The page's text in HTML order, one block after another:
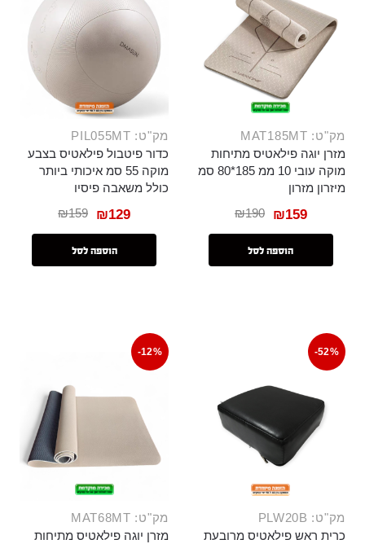
מק"ט: MAT185MT
מזרן יוגה פילאטיס מתיחות
מוקה עובי 10 ממ 185*80 סמ
מיזרון מזרון
₪190 ₪159
הוספה לסל
מק"ט: PIL055MT
כדור פיטבול פילאטיס בצבע
מוקה 55 סמ איכותי ביותר
כולל משאבה פיסיו
₪159 ₪129
הוספה לסל
-52%
מק"ט: PLW20B
כרית ראש פילאטיס מרובעת
-12%
מק"ט: MAT68MT
מזרן יוגה פילאטיס מתיחות